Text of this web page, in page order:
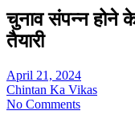
चुनाव संपन्न होने
तैयारी
April 21, 2024
Chintan Ka Vikas
No Comments